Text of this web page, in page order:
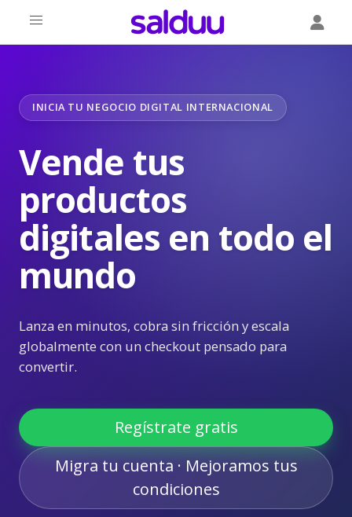
INICIA TU NEGOCIO DIGITAL INTERNACIONAL
Vende tus
productos
digitales en todo el
mundo
Lanza en minutos, cobra sin fricción y escala
globalmente con un checkout pensado para
convertir.
Regístrate gratis
Migra tu cuenta · Mejoramos tus
condiciones